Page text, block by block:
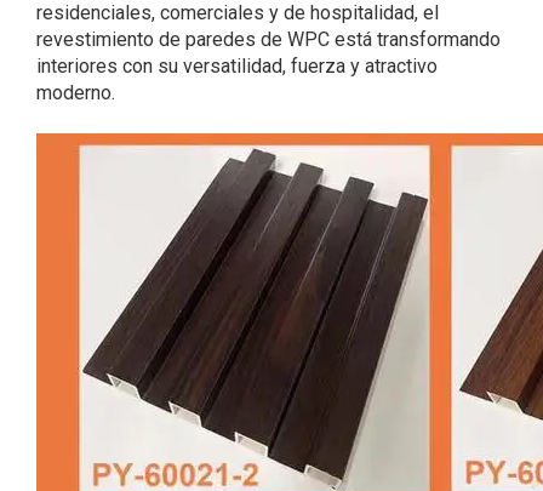
residenciales, comerciales y de hospitalidad, el
revestimiento de paredes de WPC está transformando
interiores con su versatilidad, fuerza y ​​atractivo
moderno.